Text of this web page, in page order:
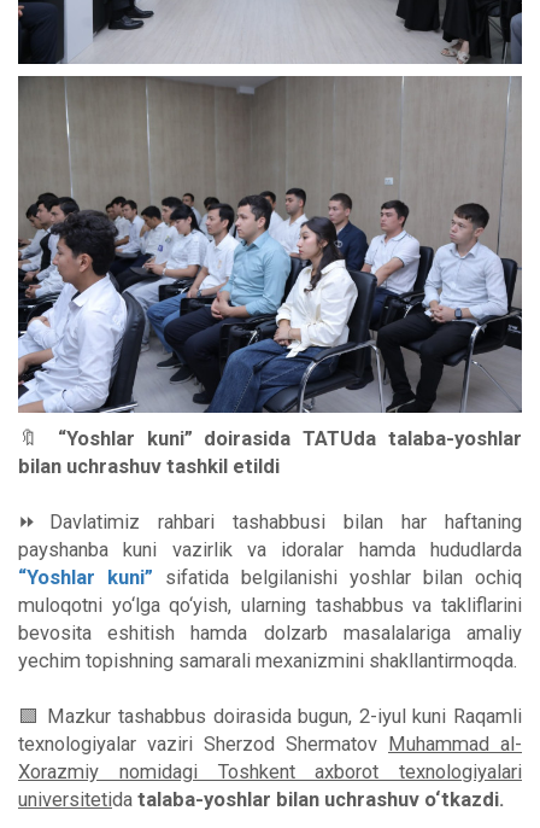
🔖 “Yoshlar kuni” doirasida TATUda talaba-yoshlar
bilan uchrashuv tashkil etildi
⏩Davlatimiz rahbari tashabbusi bilan har haftaning
payshanba kuni vazirlik va idoralar hamda hududlarda
“Yoshlar kuni” sifatida belgilanishi yoshlar bilan ochiq
muloqotni yo‘lga qo‘yish, ularning tashabbus va takliflarini
bevosita eshitish hamda dolzarb masalalariga amaliy
yechim topishning samarali mexanizmini shakllantirmoqda.
🟪 Mazkur tashabbus doirasida bugun, 2-iyul kuni Raqamli
texnologiyalar vaziri Sherzod Shermatov Muhammad al-
Xorazmiy nomidagi Toshkent axborot texnologiyalari
universitetida talaba-yoshlar bilan uchrashuv o‘tkazdi.